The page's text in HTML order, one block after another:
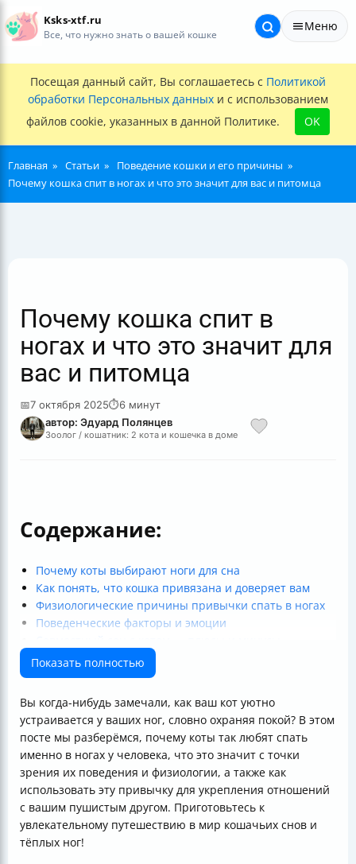
Ksks-xtf.ru
Все, что нужно знать о вашей кошке
Меню
Посещая данный сайт, Вы соглашаетесь с Политикой
обработки Персональных данных и с использованием
файлов cookie, указанных в данной Политике.
OK
Главная Статьи
Поведение кошки и его причины
Почему кошка спит в ногах и что это значит для вас и питомца
Почему кошка спит в
ногах и что это значит для
вас и питомца
📅7 октября 2025⏱6 минут
автор: Эдуард Полянцев
Зоолог / кошатник: 2 кота и кошечка в доме
Содержание:
Почему коты выбирают ноги для сна
Как понять, что кошка привязана и доверяет вам
Физиологические причины привычки спать в ногах
Поведенческие факторы и эмоции
Как приучить кота спать в ногах
Что делать, если кот не хочет спать в ногах
Как обеспечить безопасность и комфорт коту во
время сна
Таблица причин, почему кот спит в ногах
Итог
Полезные ссылки
Показать полностью
Вы когда-нибудь замечали, как ваш кот уютно
устраивается у ваших ног, словно охраняя покой? В этом
посте мы разберёмся, почему коты так любят спать
именно в ногах у человека, что это значит с точки
зрения их поведения и физиологии, а также как
использовать эту привычку для укрепления отношений
с вашим пушистым другом. Приготовьтесь к
увлекательному путешествию в мир кошачьих снов и
тёплых ног!